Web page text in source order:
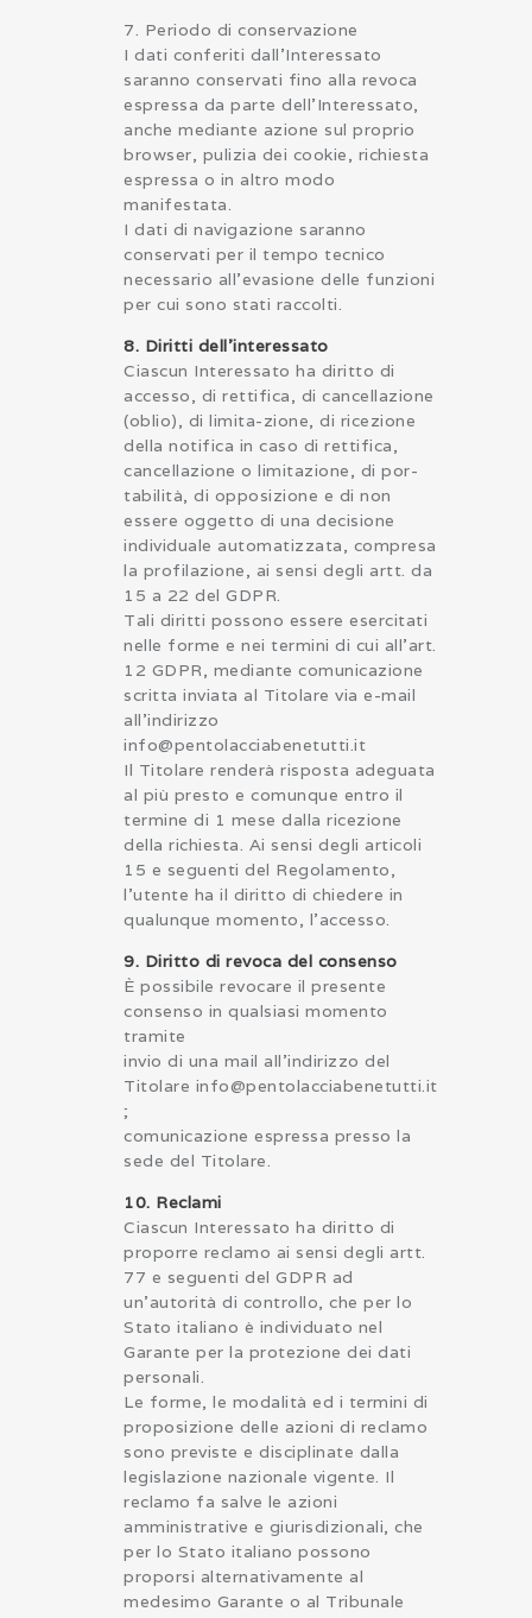
7. Periodo di conservazione
I dati conferiti dall’Interessato
saranno conservati fino alla revoca
espressa da parte dell’Interessato,
anche mediante azione sul proprio
browser, pulizia dei cookie, richiesta
espressa o in altro modo
manifestata.
I dati di navigazione saranno
conservati per il tempo tecnico
necessario all’evasione delle funzioni
per cui sono stati raccolti.
8. Diritti dell’interessato
Ciascun Interessato ha diritto di
accesso, di rettifica, di cancellazione
(oblio), di limita-zione, di ricezione
della notifica in caso di rettifica,
cancellazione o limitazione, di por-
tabilità, di opposizione e di non
essere oggetto di una decisione
individuale automatizzata, compresa
la profilazione, ai sensi degli artt. da
15 a 22 del GDPR.
Tali diritti possono essere esercitati
nelle forme e nei termini di cui all’art.
12 GDPR, mediante comunicazione
scritta inviata al Titolare via e-mail
all’indirizzo
info@pentolacciabenetutti.it
Il Titolare renderà risposta adeguata
al più presto e comunque entro il
termine di 1 mese dalla ricezione
della richiesta. Ai sensi degli articoli
15 e seguenti del Regolamento,
l’utente ha il diritto di chiedere in
qualunque momento, l’accesso.
9. Diritto di revoca del consenso
È possibile revocare il presente
consenso in qualsiasi momento
tramite
invio di una mail all’indirizzo del
Titolare info@pentolacciabenetutti.it
;
comunicazione espressa presso la
sede del Titolare.
10. Reclami
Ciascun Interessato ha diritto di
proporre reclamo ai sensi degli artt.
77 e seguenti del GDPR ad
un’autorità di controllo, che per lo
Stato italiano è individuato nel
Garante per la protezione dei dati
personali.
Le forme, le modalità ed i termini di
proposizione delle azioni di reclamo
sono previste e disciplinate dalla
legislazione nazionale vigente. Il
reclamo fa salve le azioni
amministrative e giurisdizionali, che
per lo Stato italiano possono
proporsi alternativamente al
medesimo Garante o al Tribunale